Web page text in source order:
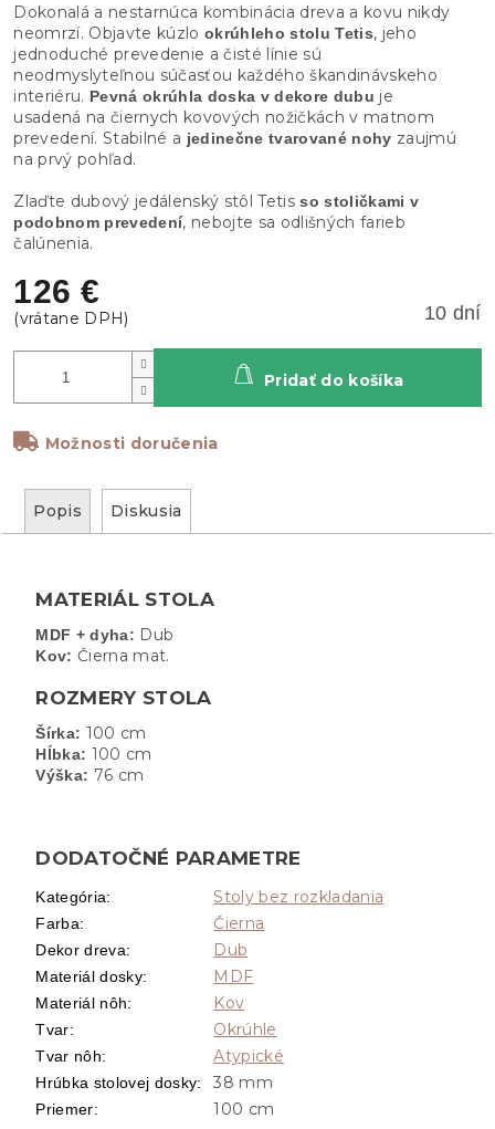
126 €
10 dní
Možnosti doručenia
Pridať do košíka
Dokonalá a nestarnúca kombinácia dreva a kovu nikdy
neomrzí. Objavte kúzlo okrúhleho stolu Tetis, jeho
jednoduché prevedenie a čisté línie sú
neodmyslyteľnou súčasťou každého škandinávskeho
interiéru. Pevná okrúhla doska v dekore dubu je
usadená na čiernych kovových nožičkách v matnom
prevedení. Stabilné a jedinečne tvarované nohy zaujmú
na prvý pohľad.
Zlaďte dubový jedálenský stôl Tetisso stoličkami v
podobnom prevedení, nebojte sa odlišných farieb
čalúnenia.
Popis Diskusia
MATERIÁL STOLA
MDF + dyha: Dub
Kov: Čierna mat.
ROZMERY STOLA
Šírka: 100 cm
Hĺbka: 100 cm
Výška: 76 cm
DODATOČNÉ PARAMETRE
Kategória: Stoly bez rozkladania
Farba: Čierna
Dekor dreva: Dub
Materiál dosky: MDF
Materiál nôh: Kov
Tvar: Okrúhle
Tvar nôh: Atypické
Hrúbka stolovej dosky: 38 mm
Priemer: 100 cm